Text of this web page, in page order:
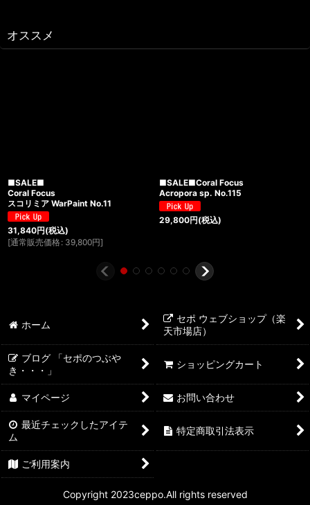
オススメ
■SALE■
Coral Focus
スコリミア WarPaint No.11
31,840円(税込)
[通常販売価格 : 39,800円]
■SALE■Coral Focus
Acropora sp. No.115
29,800円(税込)
ホーム
セポ ウェブショップ（楽
天市場店）
ブログ 「セポのつぶや
き・・・」
ショッピングカート
マイページ お問い合わせ
最近チェックしたアイテ
ム
特定商取引法表示
ご利用案内
Copyright 2023ceppo.All rights reserved